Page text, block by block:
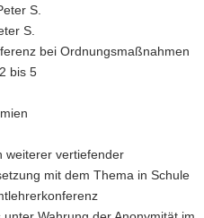
S.
S.
bei Ordnungsmaßnahmen
bis 5
weiterer vertiefender
mit dem Thema in Schule